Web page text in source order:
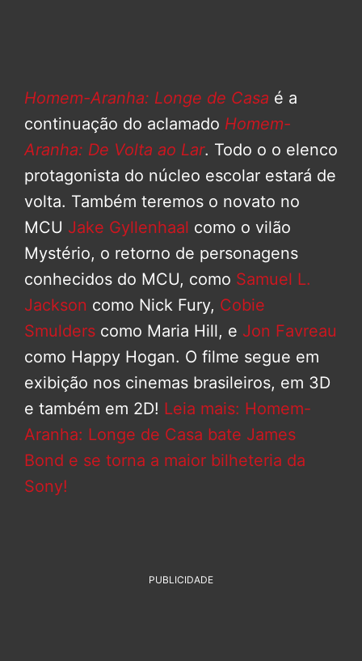
Homem-Aranha: Longe de Casa é a
continuação do aclamado Homem-
Aranha: De Volta ao Lar. Todo o o elenco
protagonista do núcleo escolar estará de
volta. Também teremos o novato no
MCU Jake Gyllenhaal como o vilão
Mystério, o retorno de personagens
conhecidos do MCU, como Samuel L.
Jackson como Nick Fury, Cobie
Smulders como Maria Hill, e Jon Favreau
como Happy Hogan. O filme segue em
exibição nos cinemas brasileiros, em 3D
e também em 2D! Leia mais: Homem-
Aranha: Longe de Casa bate James
Bond e se torna a maior bilheteria da
Sony!
PUBLICIDADE